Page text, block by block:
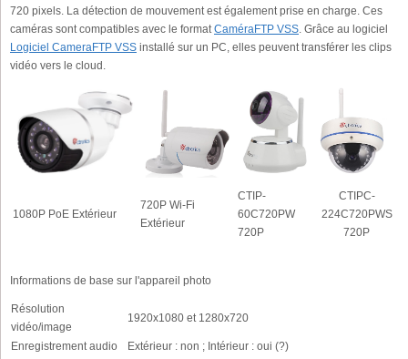
720 pixels. La détection de mouvement est également prise en charge. Ces
caméras sont compatibles avec le formatCaméraFTP VSS. Grâce au logiciel
Logiciel CameraFTP VSS installé sur un PC, elles peuvent transférer les clips
vidéo vers le cloud.
1080P PoE Extérieur
720P Wi-Fi
Extérieur
CTIP-
60C720PW
720P
CTIPC-
224C720PWS
720P
Informations de base sur l'appareil photo
Résolution
vidéo/image
1920x1080 et 1280x720
Enregistrement audio
Extérieur : non ; Intérieur : oui (?)